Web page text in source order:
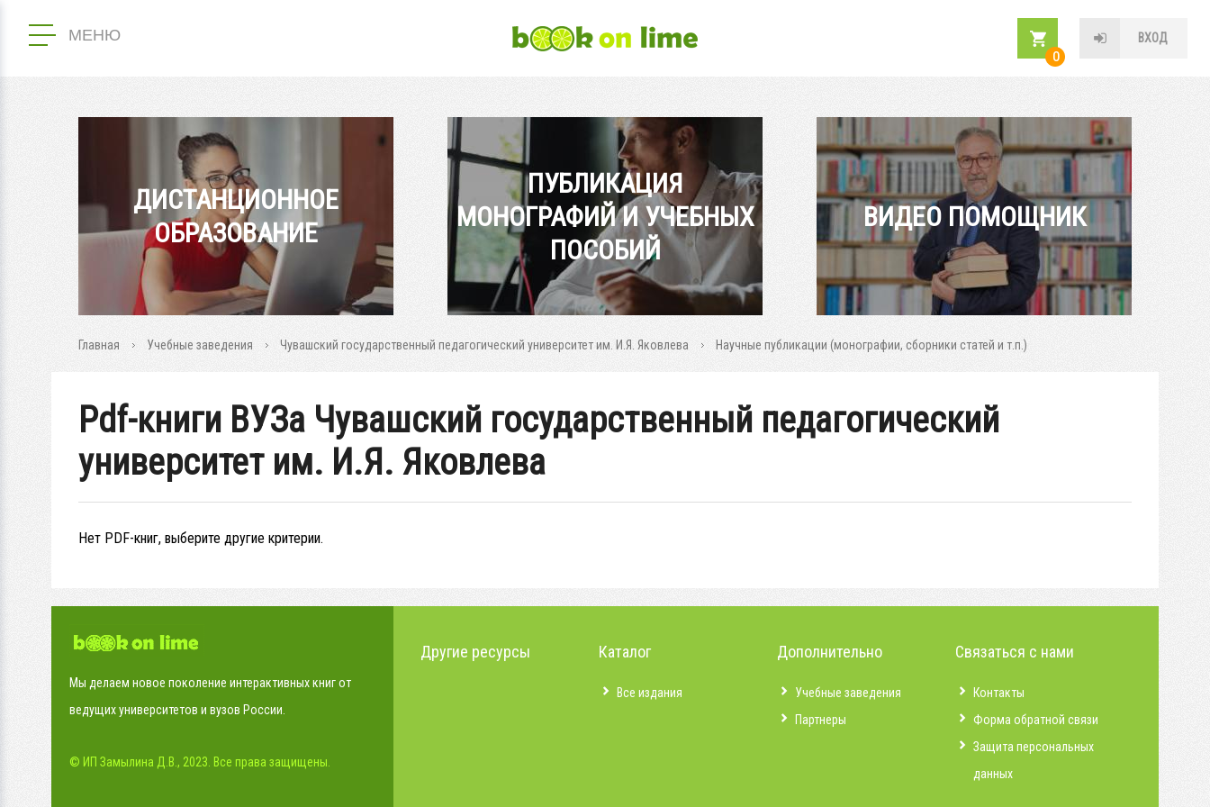
МЕНЮ
ВХОД
0
ДИСТАНЦИОННОЕ
ОБРАЗОВАНИЕ
ПУБЛИКАЦИЯ
МОНОГРАФИЙ И УЧЕБНЫХ
ПОСОБИЙ
ВИДЕО ПОМОЩНИК
Главная Учебные заведения Чувашский государственный педагогический университет им. И.Я. Яковлева Научные публикации (монографии, сборники статей и т.п.)
Pdf-книги ВУЗа Чувашский государственный педагогический
университет им. И.Я. Яковлева
Нет PDF-книг, выберите другие критерии.
Мы делаем новое поколение интерактивных книг от
ведущих университетов и вузов России.
© ИП Замылина Д.В., 2023. Все права защищены.
Другие ресурсы Каталог
Все издания
Дополнительно
Учебные заведения
Партнеры
Связаться с нами
Контакты
Форма обратной связи
Защита персональных
данных